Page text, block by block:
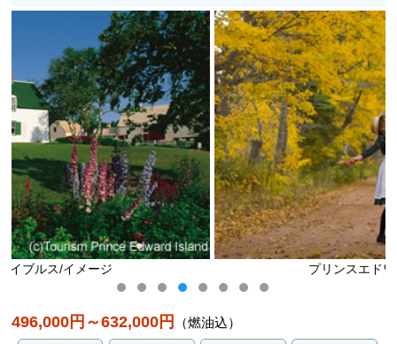
プリンスエドワード島/イメージ
496,000円～632,000円 （燃油込）